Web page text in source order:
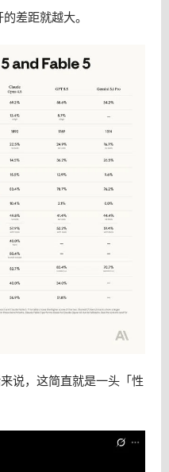
差距就越大。
说，这简直就是一头「性